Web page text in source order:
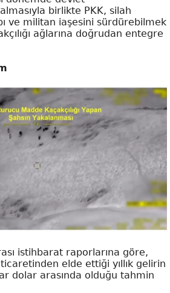
birlikte PKK, silah
ve militan iaşesini sürdürebilmek
ağlarına doğrudan entegre
istihbarat raporlarına göre,
elde ettiği yıllık gelirin
dolar arasında olduğu tahmin